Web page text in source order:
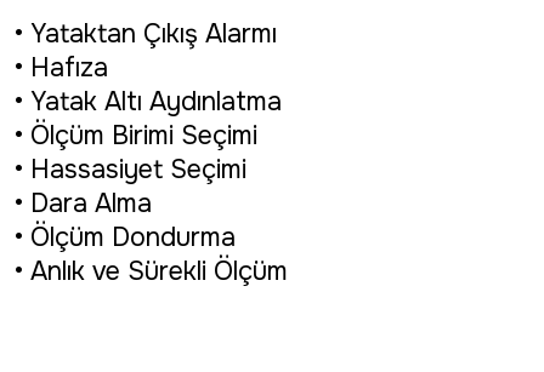
• Yataktan Çıkış Alarmı
• Hafıza
• Yatak Altı Aydınlatma
• Ölçüm Birimi Seçimi
• Hassasiyet Seçimi
• Dara Alma
• Ölçüm Dondurma
• Anlık ve Sürekli Ölçüm